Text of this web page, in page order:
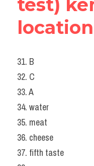
test)
location
31. B
32. C
33. A
34. water
35. meat
36. cheese
37. fifth taste